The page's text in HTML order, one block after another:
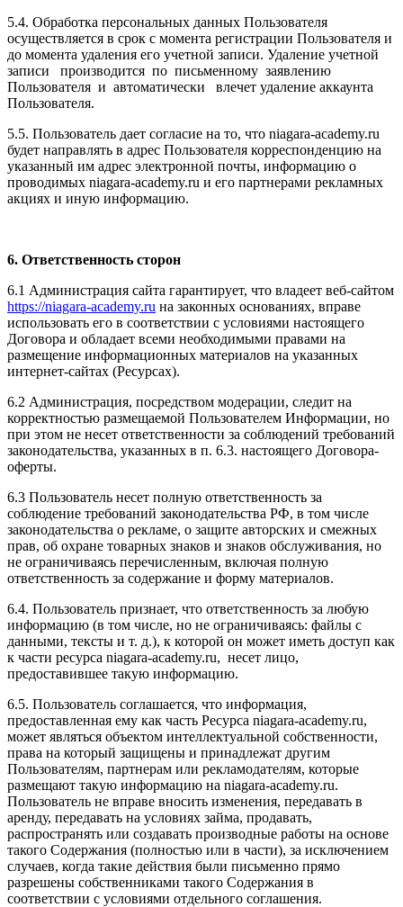
5.4. Обработка персональных данных Пользователя
осуществляется в срок с момента регистрации Пользователя и
до момента удаления его учетной записи. Удаление учетной
записи производится по письменному заявлению
Пользователя и автоматически влечет удаление аккаунта
Пользователя.
5.5. Пользователь дает согласие на то, что niagara-academy.ru
будет направлять в адрес Пользователя корреспонденцию на
указанный им адрес электронной почты, информацию о
проводимых niagara-academy.ru и его партнерами рекламных
акциях и иную информацию.
6. Ответственность сторон
6.1 Администрация сайта гарантирует, что владеет веб-сайтом
https://niagara-academy.ru на законных основаниях, вправе
использовать его в соответствии с условиями настоящего
Договора и обладает всеми необходимыми правами на
размещение информационных материалов на указанных
интернет-сайтах (Ресурсах).
6.2 Администрация, посредством модерации, следит на
корректностью размещаемой Пользователем Информации, но
при этом не несет ответственности за соблюдений требований
законодательства, указанных в п. 6.3. настоящего Договора-
оферты.
6.3 Пользователь несет полную ответственность за
соблюдение требований законодательства РФ, в том числе
законодательства о рекламе, о защите авторских и смежных
прав, об охране товарных знаков и знаков обслуживания, но
не ограничиваясь перечисленным, включая полную
ответственность за содержание и форму материалов.
6.4. Пользователь признает, что ответственность за любую
информацию (в том числе, но не ограничиваясь: файлы с
данными, тексты и т. д.), к которой он может иметь доступ как
к части ресурса niagara-academy.ru, несет лицо,
предоставившее такую информацию.
6.5. Пользователь соглашается, что информация,
предоставленная ему как часть Ресурса niagara-academy.ru,
может являться объектом интеллектуальной собственности,
права на который защищены и принадлежат другим
Пользователям, партнерам или рекламодателям, которые
размещают такую информацию на niagara-academy.ru.
Пользователь не вправе вносить изменения, передавать в
аренду, передавать на условиях займа, продавать,
распространять или создавать производные работы на основе
такого Содержания (полностью или в части), за исключением
случаев, когда такие действия были письменно прямо
разрешены собственниками такого Содержания в
соответствии с условиями отдельного соглашения.